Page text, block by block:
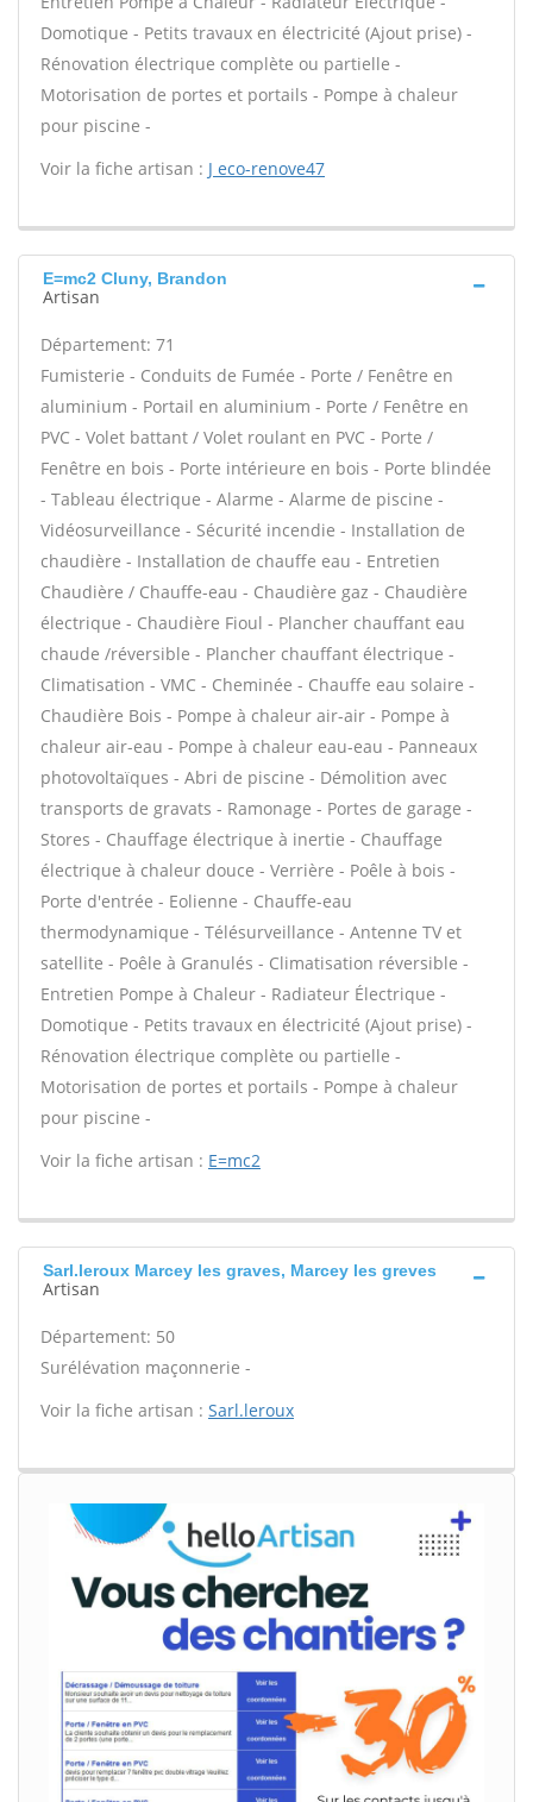
Domotique - Petits travaux en électricité (Ajout prise) -
Rénovation électrique complète ou partielle -
Motorisation de portes et portails - Pompe à chaleur
pour piscine -
Voir la fiche artisan : J eco-renove47
E=mc2 Cluny, Brandon
Artisan
Département: 71
Fumisterie - Conduits de Fumée - Porte / Fenêtre en
aluminium - Portail en aluminium - Porte / Fenêtre en
PVC - Volet battant / Volet roulant en PVC - Porte /
Fenêtre en bois - Porte intérieure en bois - Porte blindée
- Tableau électrique - Alarme - Alarme de piscine -
Vidéosurveillance - Sécurité incendie - Installation de
chaudière - Installation de chauffe eau - Entretien
Chaudière / Chauffe-eau - Chaudière gaz - Chaudière
électrique - Chaudière Fioul - Plancher chauffant eau
chaude /réversible - Plancher chauffant électrique -
Climatisation - VMC - Cheminée - Chauffe eau solaire -
Chaudière Bois - Pompe à chaleur air-air - Pompe à
chaleur air-eau - Pompe à chaleur eau-eau - Panneaux
photovoltaïques - Abri de piscine - Démolition avec
transports de gravats - Ramonage - Portes de garage -
Stores - Chauffage électrique à inertie - Chauffage
électrique à chaleur douce - Verrière - Poêle à bois -
Porte d'entrée - Eolienne - Chauffe-eau
thermodynamique - Télésurveillance - Antenne TV et
satellite - Poêle à Granulés - Climatisation réversible -
Entretien Pompe à Chaleur - Radiateur Électrique -
Domotique - Petits travaux en électricité (Ajout prise) -
Rénovation électrique complète ou partielle -
Motorisation de portes et portails - Pompe à chaleur
pour piscine -
Voir la fiche artisan : E=mc2
Sarl.leroux Marcey les graves, Marcey les greves
Artisan
Département: 50
Surélévation maçonnerie -
Voir la fiche artisan : Sarl.leroux